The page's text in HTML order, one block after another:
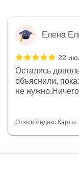
Елена
22
Остались
объяснили,
не
огромное
Отзыв Яндекс.Карты